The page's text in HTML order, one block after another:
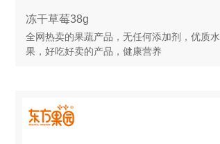
冻干草莓38g
全网热卖的果蔬产品，无任何添加剂，优质水
果，好吃好卖的产品，健康营养